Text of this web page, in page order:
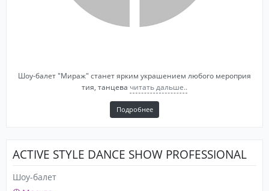
Шоу-балет "Мираж" станет ярким украшением любого мероприя
тия, танцева читать дальше..
Подробнее
ACTIVE STYLE DANCE SHOW PROFESSIONAL
Шоу-балет